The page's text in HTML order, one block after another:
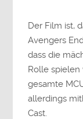
Der Film ist,
Avengers
dass die
Rolle spielen
gesamte
allerdings
Cast.